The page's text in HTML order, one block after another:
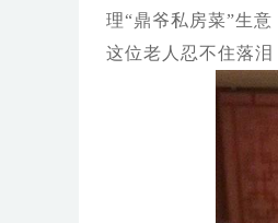
理“鼎爷私房菜”生
这位老人忍不住落